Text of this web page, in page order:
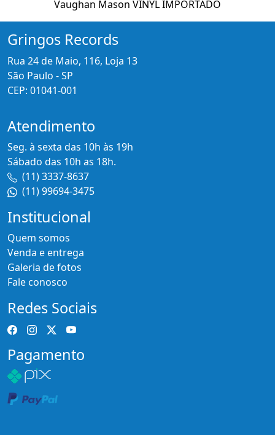
Vaughan Mason VINYL IMPORTADO
Gringos Records
Rua 24 de Maio, 116, Loja 13
São Paulo - SP
CEP: 01041-001
Atendimento
Seg. à sexta das 10h às 19h
Sábado das 10h as 18h.
(11) 3337-8637
(11) 99694-3475
Institucional
Quem somos
Venda e entrega
Galeria de fotos
Fale conosco
Redes Sociais
Pagamento